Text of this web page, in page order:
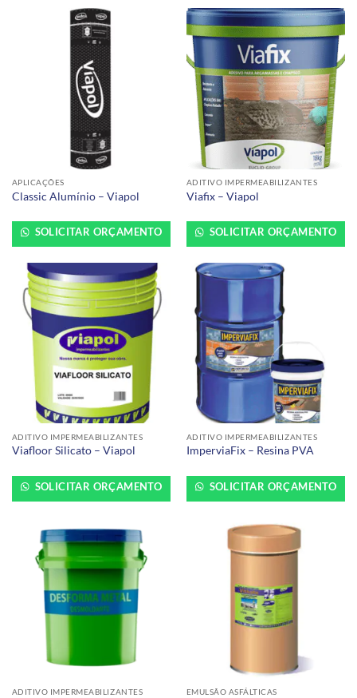
APLICAÇÕES
Classic Alumínio – Viapol
SOLICITAR ORÇAMENTO
ADITIVO IMPERMEABILIZANTES
Viafix – Viapol
SOLICITAR ORÇAMENTO
ADITIVO IMPERMEABILIZANTES
Viafloor Silicato – Viapol
SOLICITAR ORÇAMENTO
ADITIVO IMPERMEABILIZANTES
ImperviaFix – Resina PVA
SOLICITAR ORÇAMENTO
ADITIVO IMPERMEABILIZANTES EMULSÃO ASFÁLTICAS